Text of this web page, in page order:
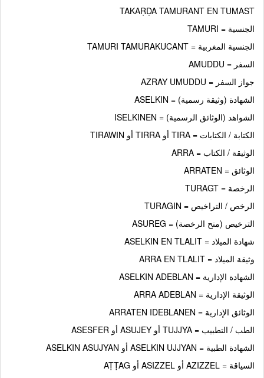
TAKAṚḌA TAMURANT EN TUMAST
الجنسية = TAMURI
الجنسية المغربية = TAMURI TAMURAKUCANT
السفر = AMUDDU
جواز السفر = AZRAY UMUDDU
الشهادة (وثيقة رسمية) = ASELKIN
الشواهد (الوثائق الرسمية) = ISELKINEN
الكتابة / الكتابات = TIRA أو TIRRA أو TIRAWIN
الوثيقة / الكتاب = ARRA
الوثائق = ARRATEN
الرخصة = TURAGT
الرخص / التراخيص = TURAGIN
الترخيص (منح الرخصة) = ASUREG
شهادة الميلاد = ASELKIN EN TLALIT
وثيقة الميلاد = ARRA EN TLALIT
الشهادة الإدارية = ASELKIN ADEBLAN
الوثيقة الإدارية = ARRA ADEBLAN
الوثائق الإدارية = ARRATEN IDEBLANEN
الطب / التطبيب = TUJJYA أو ASUJEY أو ASESFER
الشهادة الطبية = ASELKIN UJJYAN أو ASELKIN ASUJYAN
السياقة = AZIZZEL أو ASIZZEL أو AṬṬAG